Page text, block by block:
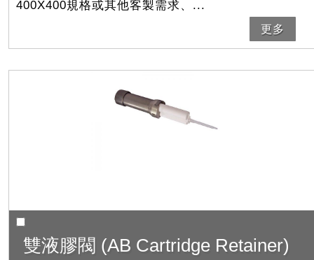
400X400規格或其他客製需求、...
更多
雙液膠閥 (AB Cartridge Retainer)